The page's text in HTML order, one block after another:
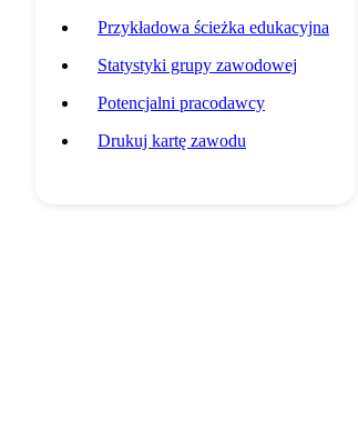
Przykładowa ścieżka edukacyjna
Statystyki grupy zawodowej
Potencjalni pracodawcy
Drukuj kartę zawodu